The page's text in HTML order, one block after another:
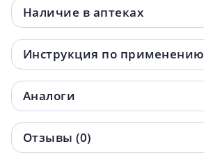
Наличие в аптеках
Инструкция по применению
Аналоги
Отзывы (0)